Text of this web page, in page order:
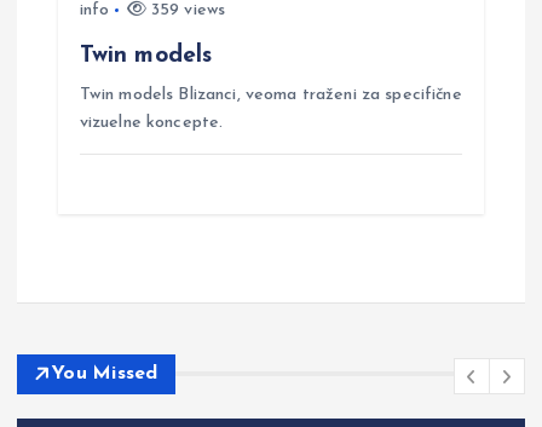
info 359 views
Twin models
Twin models Blizanci, veoma traženi za specifične
vizuelne koncepte.
You Missed